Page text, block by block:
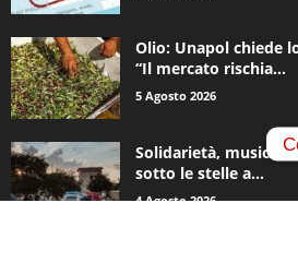
Olio: Unapol chiede
“Il mercato rischia...
5 Agosto 2026
Solidarietà, musica
sotto le stelle a...
4 Agosto 2026